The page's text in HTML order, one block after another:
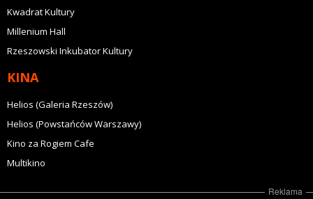
Kwadrat Kultury
Millenium Hall
Rzeszowski Inkubator Kultury
KINA
Helios (Galeria Rzeszów)
Helios (Powstańców Warszawy)
Kino za Rogiem Cafe
Multikino
Reklama